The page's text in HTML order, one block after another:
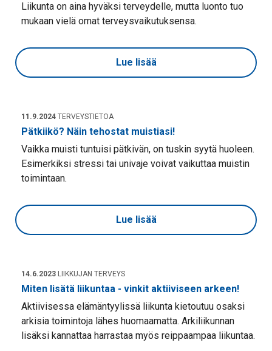
Liikunta on aina hyväksi terveydelle, mutta luonto tuo
mukaan vielä omat terveysvaikutuksensa.
Lue lisää
11.9.2024 TERVEYSTIETOA
Pätkiikö? Näin tehostat muistiasi!
Vaikka muisti tuntuisi pätkivän, on tuskin syytä huoleen.
Esimerkiksi stressi tai univaje voivat vaikuttaa muistin
toimintaan.
Lue lisää
14.6.2023 LIIKKUJAN TERVEYS
Miten lisätä liikuntaa - vinkit aktiiviseen arkeen!
Aktiivisessa elämäntyylissä liikunta kietoutuu osaksi
arkisia toimintoja lähes huomaamatta. Arkiliikunnan
lisäksi kannattaa harrastaa myös reippaampaa liikuntaa.